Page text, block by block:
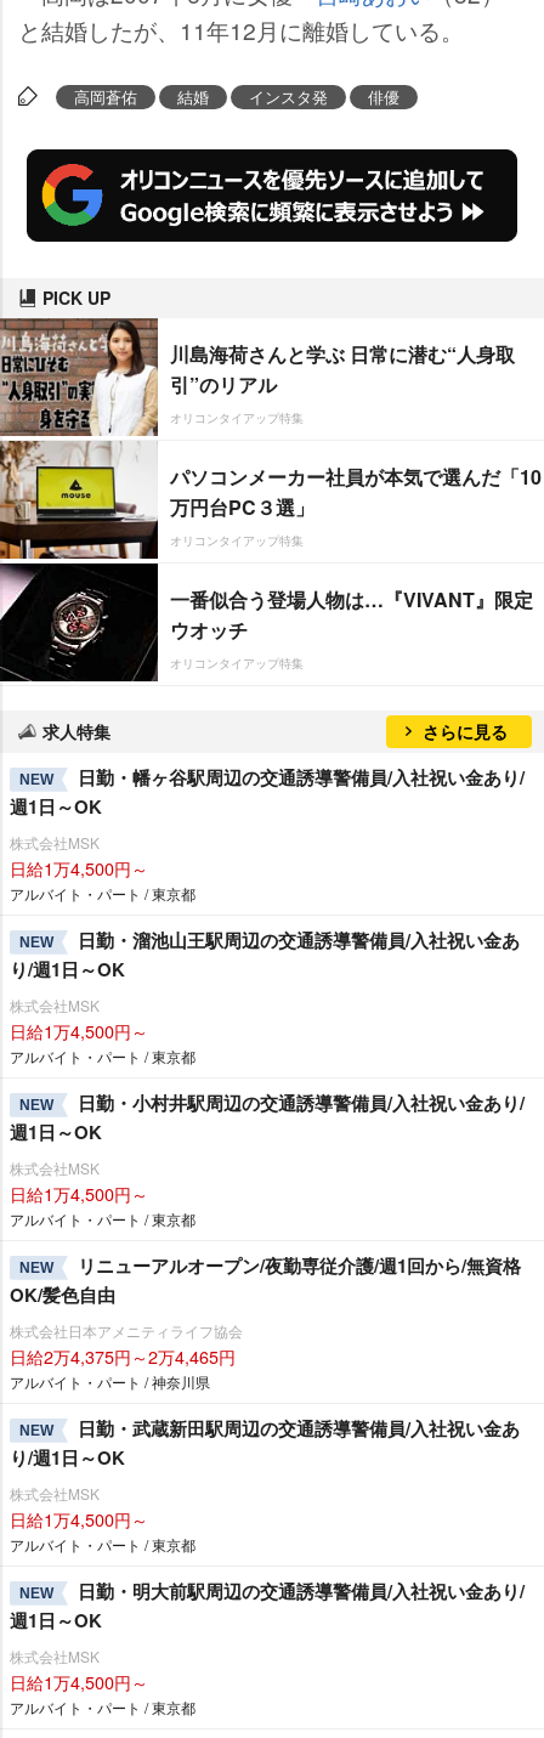
と結婚したが、11年12月に離婚している。
高岡蒼佑 結婚 インスタ発 俳優
PICK UP
川島海荷さんと学ぶ 日常に潜む“人身取
引”のリアル
オリコンタイアップ特集
パソコンメーカー社員が本気で選んだ「10
万円台PC３選」
オリコンタイアップ特集
一番似合う登場人物は…『VIVANT』限定
ウオッチ
オリコンタイアップ特集
求人特集 さらに見る
NEW
日勤・幡ヶ谷駅周辺の交通誘導警備員/入社祝い金あり/
週1日～OK
株式会社MSK
日給1万4,500円～
アルバイト・パート / 東京都
NEW
日勤・溜池山王駅周辺の交通誘導警備員/入社祝い金あ
り/週1日～OK
株式会社MSK
日給1万4,500円～
アルバイト・パート / 東京都
NEW
日勤・小村井駅周辺の交通誘導警備員/入社祝い金あり/
週1日～OK
株式会社MSK
日給1万4,500円～
アルバイト・パート / 東京都
NEW
リニューアルオープン/夜勤専従介護/週1回から/無資格
OK/髪色自由
株式会社日本アメニティライフ協会
日給2万4,375円～2万4,465円
アルバイト・パート / 神奈川県
NEW
日勤・武蔵新田駅周辺の交通誘導警備員/入社祝い金あ
り/週1日～OK
株式会社MSK
日給1万4,500円～
アルバイト・パート / 東京都
NEW
日勤・明大前駅周辺の交通誘導警備員/入社祝い金あり/
週1日～OK
株式会社MSK
日給1万4,500円～
アルバイト・パート / 東京都